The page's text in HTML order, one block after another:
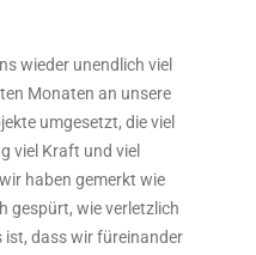
wieder unendlich viel
Monaten an unsere
umgesetzt, die viel
viel Kraft und viel
haben gemerkt wie
gespürt, wie verletzlich
ist, dass wir füreinander